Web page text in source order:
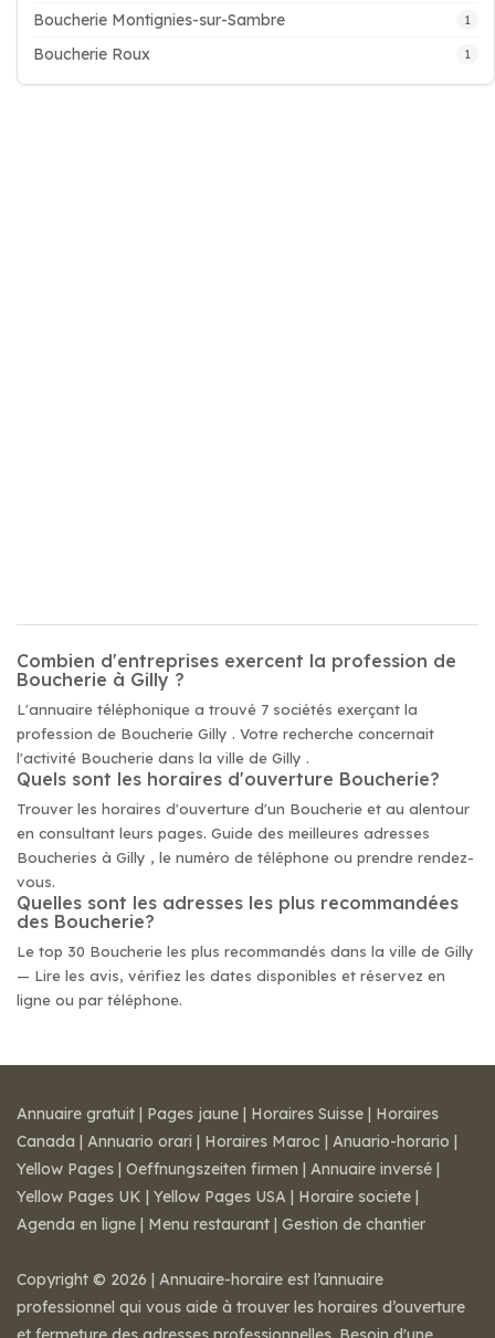
Boucherie Montignies-sur-Sambre 1
Boucherie Roux 1
Combien d'entreprises exercent la profession de
Boucherie à Gilly ?
L'annuaire téléphonique a trouvé 7 sociétés exerçant la
profession de Boucherie Gilly . Votre recherche concernait
l'activité Boucherie dans la ville de Gilly .
Quels sont les horaires d'ouverture Boucherie?
Trouver les horaires d'ouverture d'un Boucherie et au alentour
en consultant leurs pages. Guide des meilleures adresses
Boucheries à Gilly , le numéro de téléphone ou prendre rendez-
vous.
Quelles sont les adresses les plus recommandées
des Boucherie?
Le top 30 Boucherie les plus recommandés dans la ville de Gilly
— Lire les avis, vérifiez les dates disponibles et réservez en
ligne ou par téléphone.
Annuaire gratuit | Pages jaune | Horaires Suisse | Horaires
Canada | Annuario orari | Horaires Maroc | Anuario-horario |
Yellow Pages | Oeffnungszeiten firmen | Annuaire inversé |
Yellow Pages UK | Yellow Pages USA | Horaire societe |
Agenda en ligne | Menu restaurant | Gestion de chantier
Copyright © 2026 | Annuaire-horaire est l’annuaire
professionnel qui vous aide à trouver les horaires d’ouverture